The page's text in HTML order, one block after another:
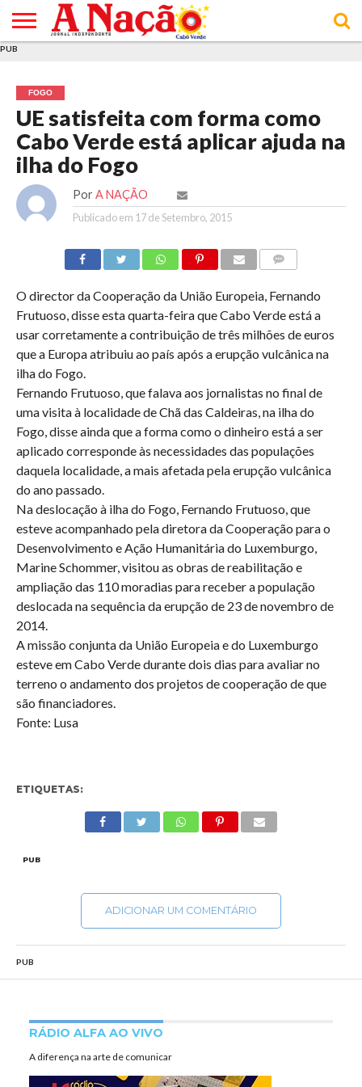
E DE
COOKIES
DE
UTILIZAÇÃO
PUB
FOGO
UE satisfeita com forma como
Cabo Verde está aplicar ajuda na
ilha do Fogo
Por A NAÇÃO
Publicado em 17 de Setembro, 2015
O director da Cooperação da União Europeia, Fernando
Frutuoso, disse esta quarta-feira que Cabo Verde está a
usar corretamente a contribuição de três milhões de euros
que a Europa atribuiu ao país após a erupção vulcânica na
ilha do Fogo.
Fernando Frutuoso, que falava aos jornalistas no final de
uma visita à localidade de Chã das Caldeiras, na ilha do
Fogo, disse ainda que a forma como o dinheiro está a ser
aplicado corresponde às necessidades das populações
daquela localidade, a mais afetada pela erupção vulcânica
do ano passado.
Na deslocação à ilha do Fogo, Fernando Frutuoso, que
esteve acompanhado pela diretora da Cooperação para o
Desenvolvimento e Ação Humanitária do Luxemburgo,
Marine Schommer, visitou as obras de reabilitação e
ampliação das 110 moradias para receber a população
deslocada na sequência da erupção de 23 de novembro de
2014.
A missão conjunta da União Europeia e do Luxemburgo
esteve em Cabo Verde durante dois dias para avaliar no
terreno o andamento dos projetos de cooperação de que
são financiadores.
Fonte: Lusa
ETIQUETAS:
PUB
ADICIONAR UM COMENTÁRIO
PUB
RÁDIO ALFA AO VIVO
A diferença na arte de comunicar